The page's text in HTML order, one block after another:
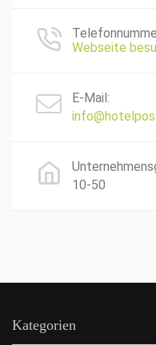
Webseite
E-Mail:
10-50
Kategorien